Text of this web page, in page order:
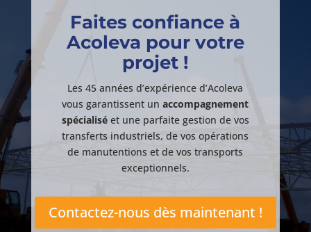
Faites confiance à
Acoleva pour votre
projet !
Les 45 années d’expérience d’Acoleva
vous garantissent unaccompagnement
spécialiséet une parfaite gestion de vos
transferts industriels, de vos opérations
de manutentions et de vos transports
exceptionnels.
Contactez-nous dès maintenant !